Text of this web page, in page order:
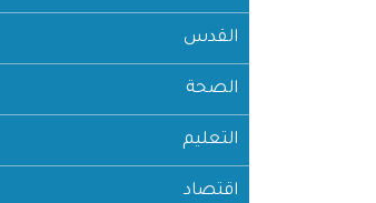
القدس
الصحة
التعليم
اقتصاد